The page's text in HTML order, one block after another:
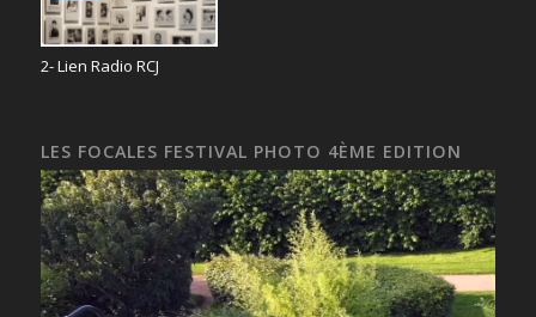
2- Lien Radio RCJ
LES FOCALES FESTIVAL PHOTO 4ÈME EDITION